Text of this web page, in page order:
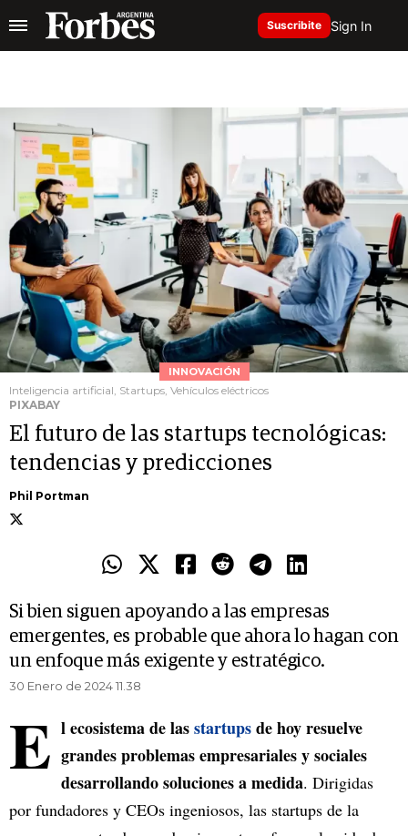
Suscribite Sign In
INNOVACIÓN
Inteligencia artificial, Startups, Vehículos eléctricos
PIXABAY
El futuro de las startups tecnológicas:
tendencias y predicciones
Phil Portman
Si bien siguen apoyando a las empresas
emergentes, es probable que ahora lo hagan con
un enfoque más exigente y estratégico.
30 Enero de 2024 11.38
E l ecosistema de lasstartupsde hoy resuelve
grandes problemas empresariales y sociales
desarrollando soluciones a medida. Dirigidas
por fundadores y CEOs ingeniosos, las startups de la